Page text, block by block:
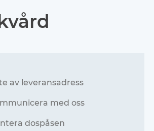
av leveransadress
med oss
dospåsen